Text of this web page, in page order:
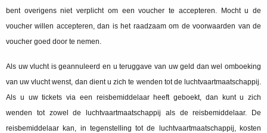
bent overigens niet verplicht om een voucher te accepteren. Mocht u de
voucher willen accepteren, dan is het raadzaam om de voorwaarden van de
voucher goed door te nemen.
Als uw vlucht is geannuleerd en u teruggave van uw geld dan wel omboeking
van uw vlucht wenst, dan dient u zich te wenden tot de luchtvaartmaatschappij.
Als u uw tickets via een reisbemiddelaar heeft geboekt, dan kunt u zich
wenden tot zowel de luchtvaartmaatschappij als de reisbemiddelaar. De
reisbemiddelaar kan, in tegenstelling tot de luchtvaartmaatschappij, kosten